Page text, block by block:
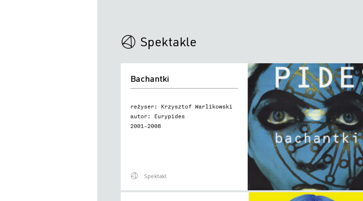
Spektakle
Bachantki
reżyser: Krzysztof Warlikowski
autor: Eurypides
2001–2008
Spektakl